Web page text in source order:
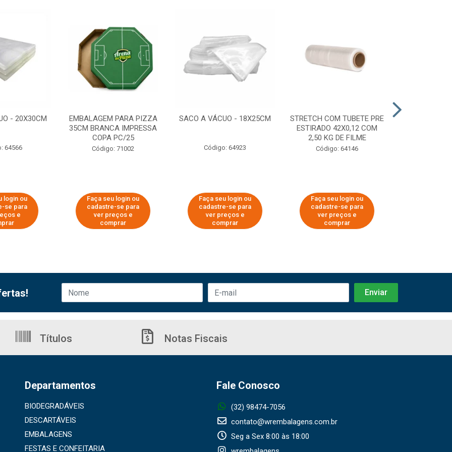
- 20X30CM
64566
login ou
se para
e
EMBALAGEM PARA PIZZA
35CM BRANCA IMPRESSA
COPA PC/25
Código: 71002
Faça seu login ou
cadastre-se para
ver preços e
comprar
SACO A VÁCUO - 18X25CM
Código: 64923
Faça seu login ou
cadastre-se para
ver preços e
comprar
STRETCH COM TUBETE PRE
ESTIRADO 42X0,12 COM
2,50 KG DE FILME
Código: 64146
Faça seu login ou
cadastre-se para
ver preços e
comprar
Títulos Notas Fiscais
Departamentos
BIODEGRADÁVEIS
DESCARTÁVEIS
EMBALAGENS
FESTAS E CONFEITARIA
Fale Conosco
(32) 98474-7056
contato@wrembalagens.com.br
Seg a Sex 8:00 às 18:00